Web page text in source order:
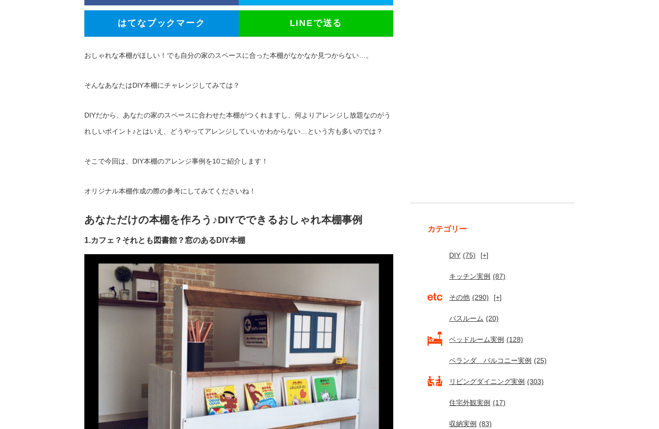
はてなブックマーク LINEで送る
おしゃれな本棚がほしい！でも自分の家のスペースに合った本棚がなかなか見つからない…。
そんなあなたはDIY本棚にチャレンジしてみては？
DIYだから、あなたの家のスペースに合わせた本棚がつくれますし、何よりアレンジし放題なのがう
れしいポイント♪とはいえ、どうやってアレンジしていいかわからない…という方も多いのでは？
そこで今回は、DIY本棚のアレンジ事例を10ご紹介します！
オリジナル本棚作成の際の参考にしてみてくださいね！
あなただけの本棚を作ろう♪DIYでできるおしゃれ本棚事例
1.カフェ？それとも図書館？窓のあるDIY本棚
カテゴリー
DIY (75) [+]
キッチン実例 (87)
その他 (290) [+]
バスルーム (20)
ベッドルーム実例 (128)
ベランダ バルコニー実例 (25)
リビングダイニング実例 (303)
住宅外観実例 (17)
収納実例 (83)